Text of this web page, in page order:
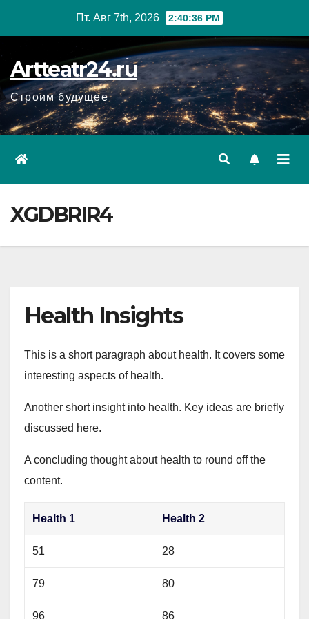
Пт. Авг 7th, 2026 2:40:37 PM
Artteatr24.ru
Строим будущее
XGDBRIR4
Health Insights
This is a short paragraph about health. It covers some
interesting aspects of health.
Another short insight into health. Key ideas are briefly
discussed here.
A concluding thought about health to round off the
content.
Health 1 Health 2
51 28
79 80
96 86